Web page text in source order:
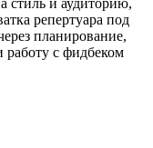
стиль и аудиторию,
репертуара под
планирование,
работу с фидбеком